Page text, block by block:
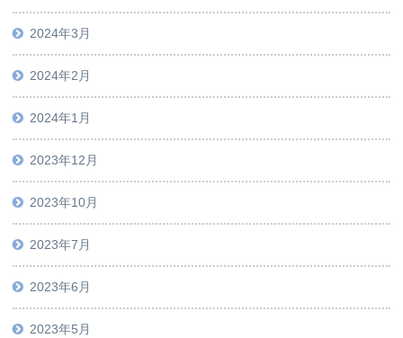
2024年3月
2024年2月
2024年1月
2023年12月
2023年10月
2023年7月
2023年6月
2023年5月